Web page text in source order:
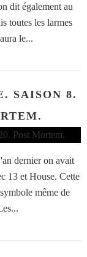
dit également au
toutes les larmes
le...
SAISON 8.
dernier on avait
13 et House. Cette
même de